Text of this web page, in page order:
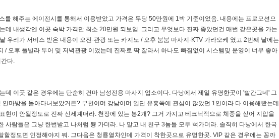
를 해주는 에이전시를 통해서 이용받았고 가격은 두당 50만원에 1박 기준이었음. 내용에는 프로모션으
데 내생각엔 이곳 숙박 가격만 최소 20만원 되보임. 그리고 무엇보다 진짜 좋았던건 매번 같은곳을 가는
우리가 서비스 받은 내용이 오전-관광 또는 카지노 / 오후 붐붐 마사지-KTV 가라오케 였고 2번째 날에는
/ 오후 풀빌라 투어 및 저녁관광 이었는데 진짜로 딱 잘라서 하나도 빠짐없이 시스템및 운영이 너무 좋아
다.
데 이곳 같은 경우에는 단순히 건마 남성전용 마사지 업소이다. 다낭에서 제일 유명한곳이 '빨간그네' 그
마방을 돌아다녀보았거든? 부천이며 강남이며 일단 유흥쪽에 관심이 많았던 1인이라 다 이용해봤는데
현이 안될정도로 진짜 신세계더라. 천장에 있는 봉2개? 그거 가지고 테크닉적으로 체중을 싣어 지압을
사람들은 그냥 한번받고 나처럼 뿅 가더라. 나 말고 내 친구 3놈들 모두 뻑가더라. 솔직히 다낭에서 한국
정도면 인정해야지 뭐. 그다음은 청룡열차인데 가격이 착한곳으로 유명한곳. VIP 같은 경우에는 꽁까